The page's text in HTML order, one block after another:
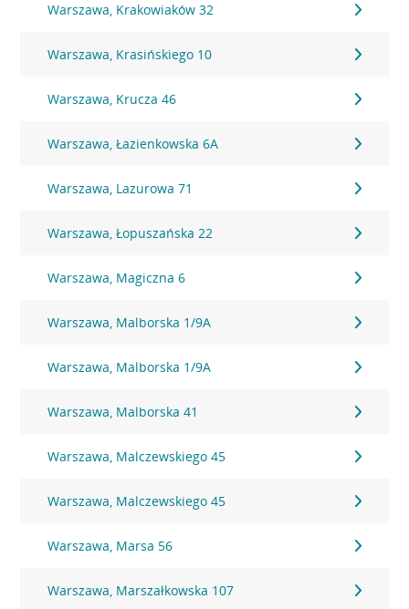
Warszawa, Krakowiaków 32
Warszawa, Krasińskiego 10
Warszawa, Krucza 46
Warszawa, Łazienkowska 6A
Warszawa, Lazurowa 71
Warszawa, Łopuszańska 22
Warszawa, Magiczna 6
Warszawa, Malborska 1/9A
Warszawa, Malborska 1/9A
Warszawa, Malborska 41
Warszawa, Malczewskiego 45
Warszawa, Malczewskiego 45
Warszawa, Marsa 56
Warszawa, Marszałkowska 107